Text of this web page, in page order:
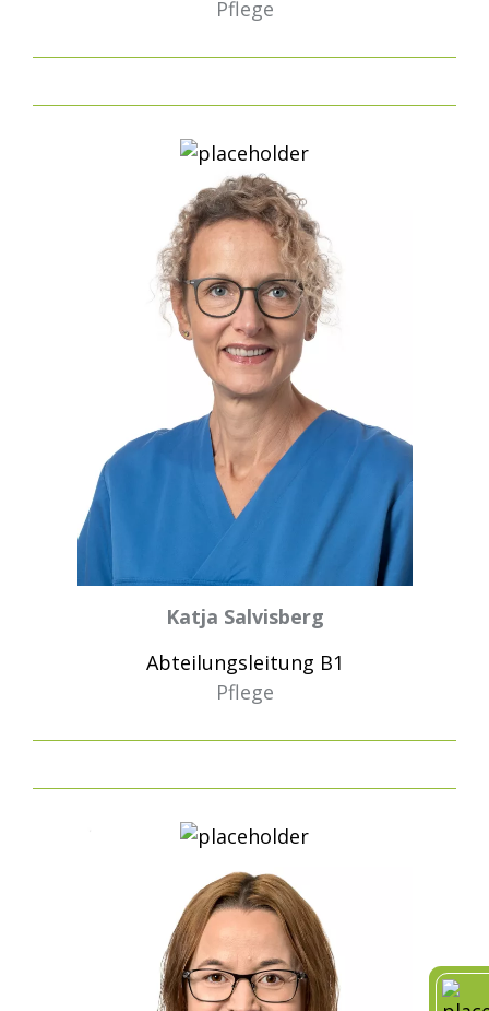
Pflege
Katja Salvisberg
Abteilungsleitung B1
Pflege